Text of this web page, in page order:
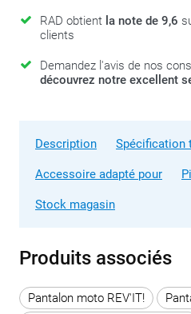
RAD obtient la note de 9,6
clients
Demandez l'avis de nos
découvrez notre excellent
Description Spécification
Accessoire adapté pour
Stock magasin
Produits associés
Pantalon moto REV'IT!